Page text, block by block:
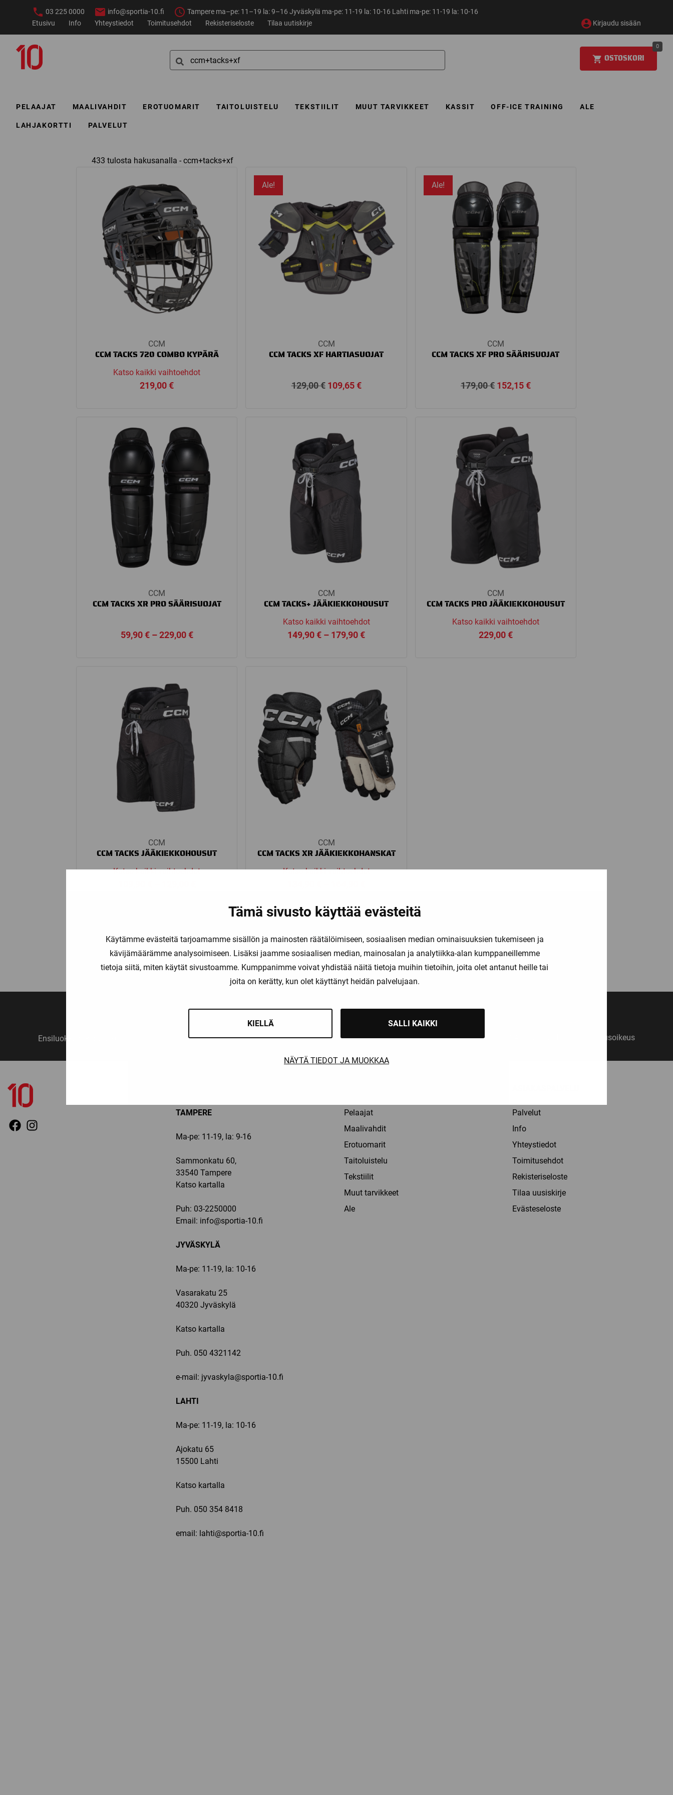
Tämä sivusto käyttää evästeitä
Käytämme evästeitä tarjoamamme sisällön ja mainosten räätälöimiseen, sosiaalisen median ominaisuuksien tukemiseen ja
kävijämäärämme analysoimiseen. Lisäksi jaamme sosiaalisen median, mainosalan ja analytiikka-alan kumppaneillemme
tietoja siitä, miten käytät sivustoamme. Kumppanimme voivat yhdistää näitä tietoja muihin tietoihin, joita olet antanut heille tai
joita on kerätty, kun olet käyttänyt heidän palvelujaan.
KIELLÄ SALLI KAIKKI
NÄYTÄ TIEDOT JA MUOKKAA
03 225 0000 info@sportia-10.fi
Tampere ma–pe: 11–19 la: 9–16 Jyväskylä ma-pe: 11-19 la: 10-16 Lahti ma-pe: 11-19 la: 10-16
Etusivu
Info Yhteystiedot Toimitusehdot Rekisteriseloste Tilaa uutiskirje Kirjaudu sisään
Search
for:
OSTOSKORI
0
PELAAJAT MAALIVAHDIT EROTUOMARIT TAITOLUISTELU TEKSTIILIT MUUT TARVIKKEET KASSIT OFF-ICE TRAINING ALE
LAHJAKORTTI PALVELUT
433 tulosta hakusanalla - ccm+tacks+xf
CCM
CCM TACKS 720 COMBO KYPÄRÄ
Katso kaikki vaihtoehdot
219,00€
Ale!
CCM
CCM TACKS XF HARTIASUOJAT
129,00€ Alkuperäinen
109,65€Nykyinen
Ale!
CCM
CCM TACKS XF PRO SÄÄRISUOJAT
179,00€ Alkuperäinen
179,00 €.
152,15€Nykyinen
CCM
CCM TACKS XR PRO SÄÄRISUOJAT
59,90€ – 229,00€Price
CCM
CCM TACKS+ JÄÄKIEKKOHOUSUT
Katso kaikki vaihtoehdot
149,90€ – 179,90€Price
179,90 €
CCM
CCM TACKS PRO JÄÄKIEKKOHOUSUT
Katso kaikki vaihtoehdot
229,00€
CCM
CCM TACKS JÄÄKIEKKOHOUSUT
Katso kaikki vaihtoehdot
109,90 €
129,00 €
CCM
CCM TACKS XR JÄÄKIEKKOHANSKAT
Katso kaikki vaihtoehdot
134,90 €
164,90 €
Ensiluokkainen palvelu Monipuoliset maksutavat Nopeat toimitusajat 14 päivän vaihto- ja palautusoikeus
TAMPERE
Ma-pe: 11-19, la: 9-16
Sammonkatu 60,
33540 Tampere
Katso kartalla
Puh: 03-2250000
Email: info@sportia-10.fi
JYVÄSKYLÄ
Ma-pe: 11-19, la: 10-16
Vasarakatu 25
40320 Jyväskylä
Katso kartalla
Puh. 050 4321142
e-mail: jyvaskyla@sportia-10.fi
LAHTI
Ma-pe: 11-19, la: 10-16
Ajokatu 65
15500 Lahti
Katso kartalla
Puh. 050 354 8418
email: lahti@sportia-10.fi
Pelaajat
Maalivahdit
Erotuomarit
Taitoluistelu
Tekstiilit
Muut tarvikkeet
Ale
Palvelut
Info
Yhteystiedot
Toimitusehdot
Rekisteriseloste
Tilaa uusiskirje
Evästeseloste